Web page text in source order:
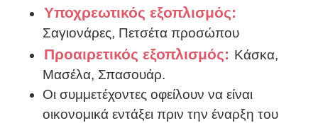
Υποχρεωτικός εξοπλισμός:
Σαγιονάρες, Πετσέτα προσώπου
Προαιρετικός εξοπλισμός: Κάσκα,
Μασέλα, Σπασουάρ.
Οι συμμετέχοντες οφείλουν να είναι
οικονομικά εντάξει πριν την έναρξη του